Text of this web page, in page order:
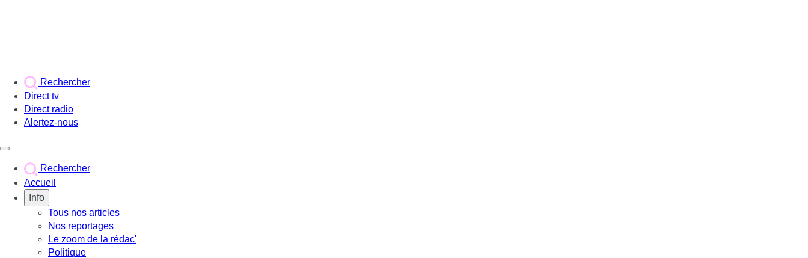
Rechercher
Direct tv
Direct radio
Alertez-nous
Rechercher
Accueil
Info
Tous nos articles
Nos reportages
Le zoom de la rédac'
Politique